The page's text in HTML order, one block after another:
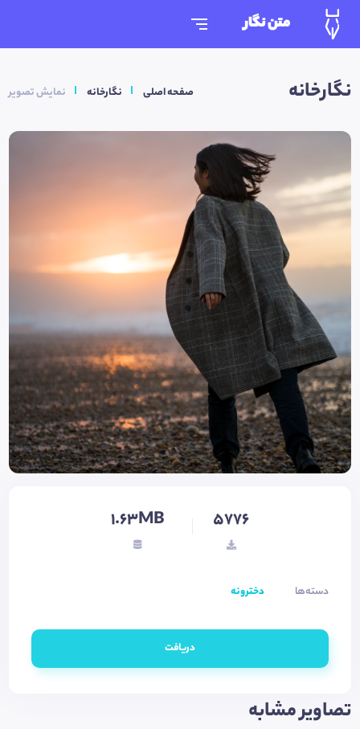
متن نگار
نگارخانه صفحه اصلی نگارخانه نمایش تصویر
5776
1.63MB
دسته‌ها دخترونه
دریافت
تصاویر مشابه